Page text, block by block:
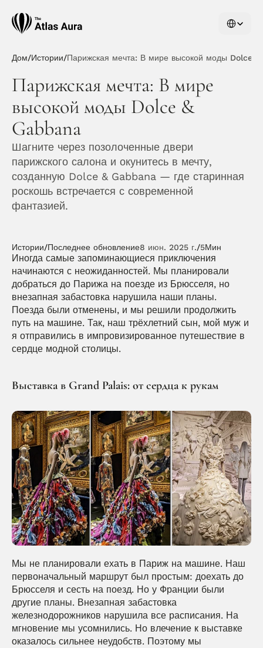
Дом/Истории/Парижская мечта: В мире высокой моды Dolce
Парижская мечта: В мире
высокой моды Dolce &
Gabbana
Шагните через позолоченные двери
парижского салона и окунитесь в мечту,
созданную Dolce & Gabbana — где старинная
роскошь встречается с современной
фантазией.
Истории/Последнее обновление8 июн. 2025 г./5Мин
Иногда самые запоминающиеся приключения
начинаются с неожиданностей. Мы планировали
добраться до Парижа на поезде из Брюсселя, но
внезапная забастовка нарушила наши планы.
Поезда были отменены, и мы решили продолжить
путь на машине. Так, наш трёхлетний сын, мой муж и
я отправились в импровизированное путешествие в
сердце модной столицы.
Выставка в Grand Palais: от сердца к рукам
Мы не планировали ехать в Париж на машине. Наш
первоначальный маршрут был простым: доехать до
Брюсселя и сесть на поезд. Но у Франции были
другие планы. Внезапная забастовка
железнодорожников нарушила все расписания. На
мгновение мы усомнились. Но влечение к выставке
оказалось сильнее неудобств. Поэтому мы